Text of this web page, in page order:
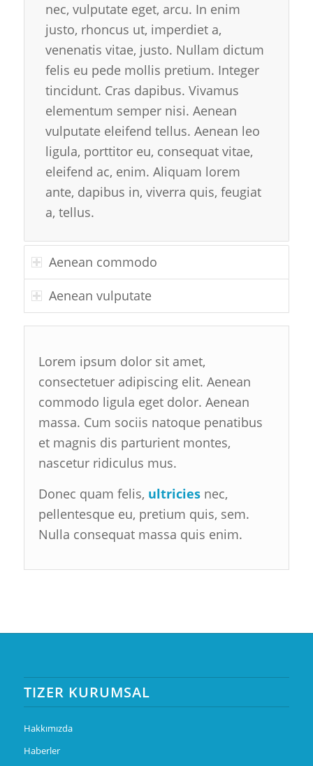
nec, vulputate eget, arcu. In enim
justo, rhoncus ut, imperdiet a,
venenatis vitae, justo. Nullam dictum
felis eu pede mollis pretium. Integer
tincidunt. Cras dapibus. Vivamus
elementum semper nisi. Aenean
vulputate eleifend tellus. Aenean leo
ligula, porttitor eu, consequat vitae,
eleifend ac, enim. Aliquam lorem
ante, dapibus in, viverra quis, feugiat
a, tellus.
Aenean commodo
Aenean vulputate
Lorem ipsum dolor sit amet,
consectetuer adipiscing elit. Aenean
commodo ligula eget dolor. Aenean
massa. Cum sociis natoque penatibus
et magnis dis parturient montes,
nascetur ridiculus mus.
Donec quam felis, ultriciesnec,
pellentesque eu, pretium quis, sem.
Nulla consequat massa quis enim.
TIZER KURUMSAL
Hakkımızda
Haberler